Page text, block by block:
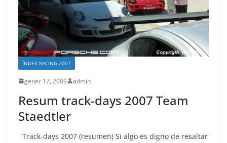
ÍNDEX RACING 2007
gener 17, 2009 admin
Resum track-days 2007 Team
Staedtler
Track-days 2007 (resumen) Si algo es digno de resaltar